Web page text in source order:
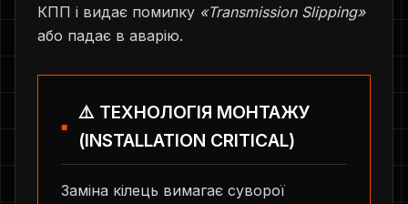
КПП і видає помилку «Transmission Slipping»
або падає в аварію.
⚠️ ТЕХНОЛОГІЯ МОНТАЖУ
(INSTALLATION CRITICAL)
Заміна кілець вимагає суворої